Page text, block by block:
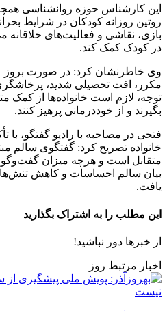
این کارشناس حوزه روانشناسی
روتین روزانه کودکان در شرایط
بازی، نقاشی و فعالیت‌های خلاقانه
در کودک کمک کند.
وی خاطرنشان کرد: در صورت بروز
مکرر، افت تحصیلی شدید،
توجه، لازم است خانواده‌ها از
بگیرند و از خوددرمانی پرهیز کنند.
فتحی در مصاحبه با رادیو گفتگو، با
خانواده تصریح کرد: گفتگوی سالم
متقابل است و هرچه میزان گفت‌وگو
بیان سالم احساسات و کاهش
یافت.
این مطلب را به اشتراک بگذارید
از خبرها دور نباشید!
اخبار مرتبط روز